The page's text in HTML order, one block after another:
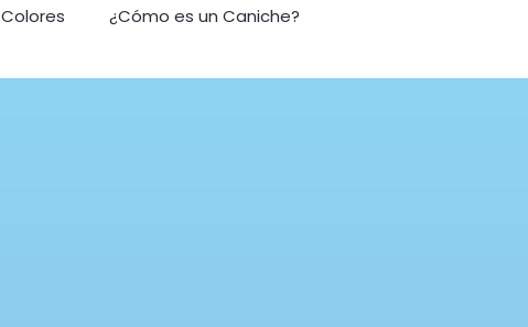
Colores ¿Cómo es un Caniche?